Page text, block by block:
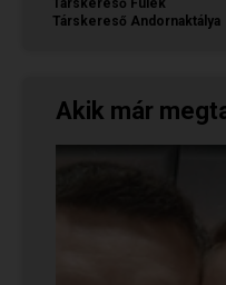
Társkereső Andornaktálya
Akik már